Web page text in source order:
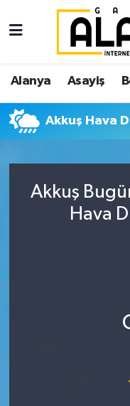
Alanya Asayiş
Akkuş Hava
Akkuş
Hava
Alanya
Asayiş
Bölge
Siyaset
Spor
İstanbul
İstanbul Hava
İstanbul Trafik
Süper Lig Puan
Tüm Manşetler